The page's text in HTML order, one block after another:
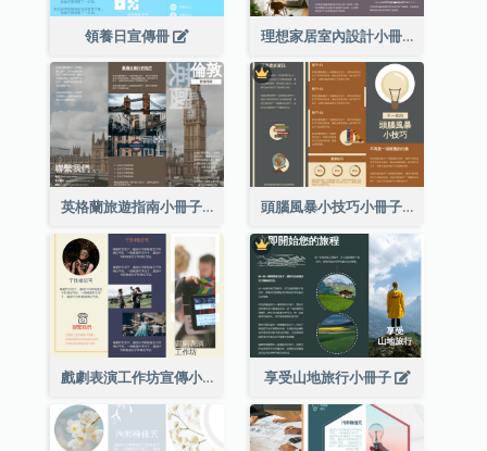
領養日宣傳冊 理想家居室內設計小冊子
英格蘭旅遊指南小冊子 頭腦風暴小技巧小冊子
戲劇表演工作坊宣傳小冊子 享受山地旅行小冊子